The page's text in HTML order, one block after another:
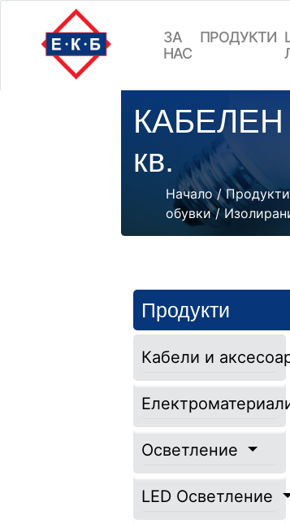
ЗА
НАС
ПРОДУКТИ
КАБЕЛЕН
кв.
Начало/Продукти
обувки/
Продукти
Кабели и
Осветление
LED Осветление